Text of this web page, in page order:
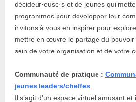
décideur·euse·s et de jeunes qui
programmes pour développer leur
invitons à vous en inspirer pour
mettre en œuvre le partage du pouvoir
sein de votre organisation et de votre
Communauté de pratique :
jeunes leaders/cheffes
Il s’agit d'un espace virtuel amusant